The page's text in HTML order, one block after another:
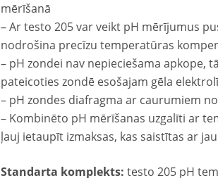
mērīšanā
– Ar testo 205 var veikt pH mērījumus
nodrošina precīzu temperatūras
– pH zondei nav nepieciešama
pateicoties zondē esošajam gēla
– pH zondes diafragma ar caurumiem
– Kombinēto pH mērīšanas uzgalīti ar
ļauj ietaupīt izmaksas, kas saistītas ar
Standarta komplekts: testo 205 pH